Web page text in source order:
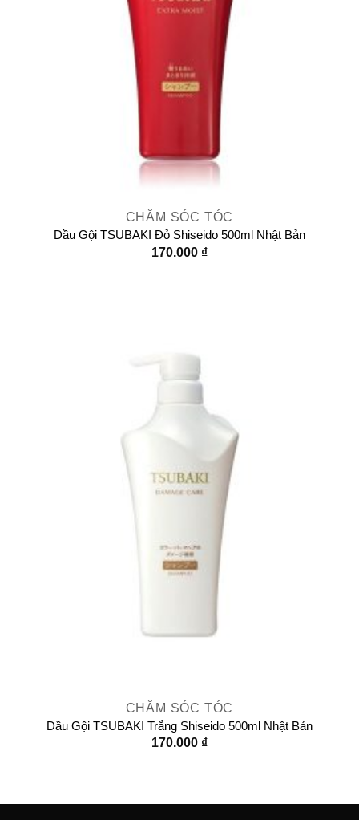
CHĂM SÓC TÓC
Dầu Gội TSUBAKI Đỏ Shiseido 500ml Nhật Bản
170.000 ₫
CHĂM SÓC TÓC
Dầu Gội TSUBAKI Trắng Shiseido 500ml Nhật Bản
170.000 ₫